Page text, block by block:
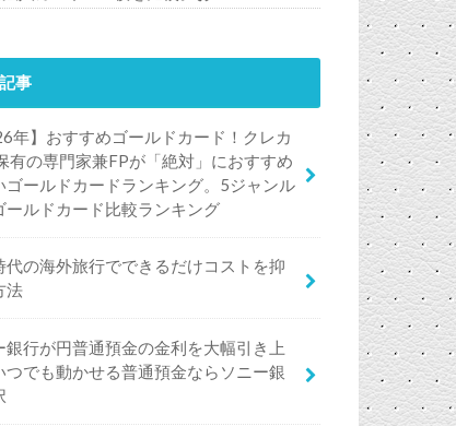
事
年】おすすめゴールドカード！クレカ
有の専門家兼FPが「絶対」におすすめ
ゴールドカードランキング。5ジャンル
ールドカード比較ランキング
代の海外旅行でできるだけコストを抑
法
銀行が円普通預金の金利を大幅引き上
つでも動かせる普通預金ならソニー銀